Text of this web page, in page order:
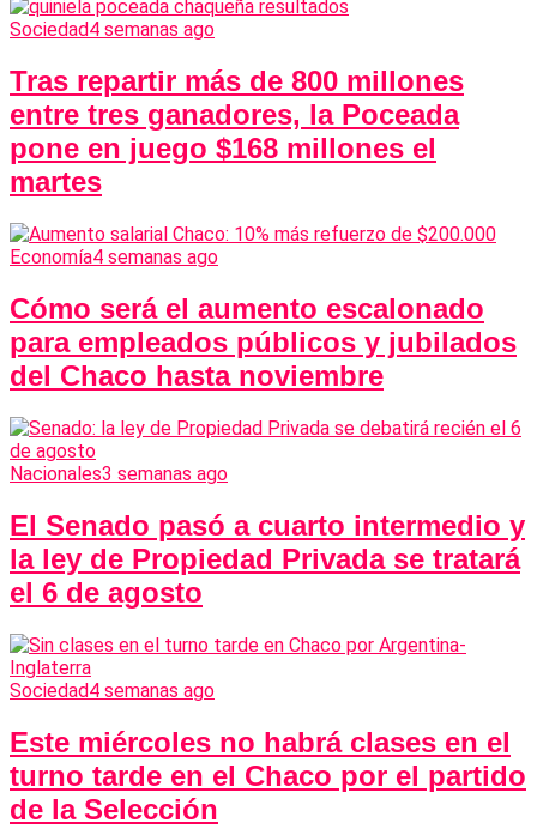
Sociedad4 semanas ago
Tras repartir más de 800 millones
entre tres ganadores, la Poceada
pone en juego $168 millones el
martes
Economía4 semanas ago
Cómo será el aumento escalonado
para empleados públicos y jubilados
del Chaco hasta noviembre
Nacionales3 semanas ago
El Senado pasó a cuarto intermedio y
la ley de Propiedad Privada se tratará
el 6 de agosto
Sociedad4 semanas ago
Este miércoles no habrá clases en el
turno tarde en el Chaco por el partido
de la Selección